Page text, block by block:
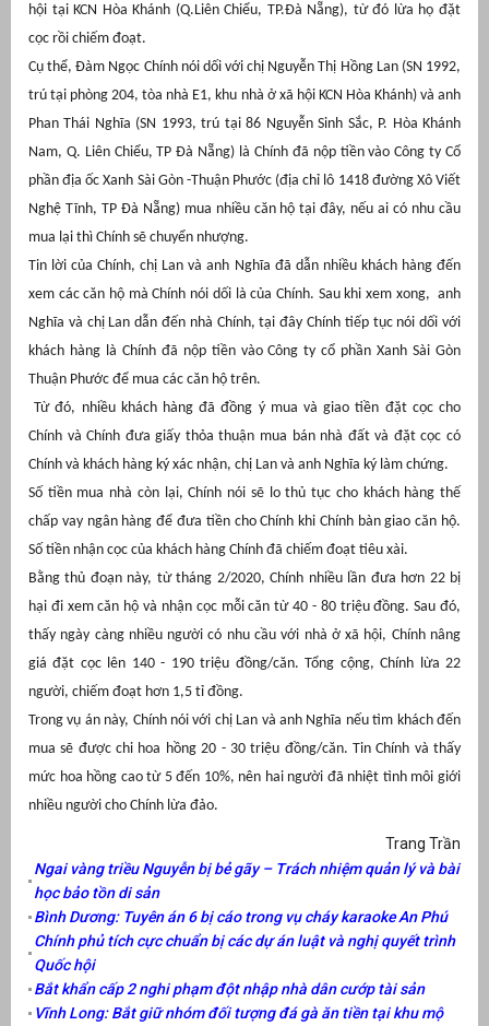
hội tại KCN Hòa Khánh (Q.Liên Chiểu, TP.Đà Nẵng), từ đó lừa họ đặt
cọc rồi chiếm đoạt.
Cụ thể, Đàm Ngọc Chính nói dối với chị Nguyễn Thị Hồng Lan (SN 1992,
trú tại phòng 204, tòa nhà E1, khu nhà ở xã hội KCN Hòa Khánh) và anh
Phan Thái Nghĩa (SN 1993, trú tại 86 Nguyễn Sinh Sắc, P. Hòa Khánh
Nam, Q. Liên Chiểu, TP Đà Nẵng) là Chính đã nộp tiền vào Công ty Cổ
phần địa ốc Xanh Sài Gòn -Thuận Phước (địa chỉ lô 1418 đường Xô Viết
Nghệ Tĩnh, TP Đà Nẵng) mua nhiều căn hộ tại đây, nếu ai có nhu cầu
mua lại thì Chính sẽ chuyển nhượng.
Tin lời của Chính, chị Lan và anh Nghĩa đã dẫn nhiều khách hàng đến
xem các căn hộ mà Chính nói dối là của Chính. Sau khi xem xong, anh
Nghĩa và chị Lan dẫn đến nhà Chính, tại đây Chính tiếp tục nói dối với
khách hàng là Chính đã nộp tiền vào Công ty cổ phần Xanh Sài Gòn
Thuận Phước để mua các căn hộ trên.
Từ đó, nhiều khách hàng đã đồng ý mua và giao tiền đặt cọc cho
Chính và Chính đưa giấy thỏa thuận mua bán nhà đất và đặt cọc có
Chính và khách hàng ký xác nhận, chị Lan và anh Nghĩa ký làm chứng.
Số tiền mua nhà còn lại, Chính nói sẽ lo thủ tục cho khách hàng thế
chấp vay ngân hàng để đưa tiền cho Chính khi Chính bàn giao căn hộ.
Số tiền nhận cọc của khách hàng Chính đã chiếm đoạt tiêu xài.
Bằng thủ đoạn này, từ tháng 2/2020, Chính nhiều lần đưa hơn 22 bị
hại đi xem căn hộ và nhận cọc mỗi căn từ 40 - 80 triệu đồng. Sau đó,
thấy ngày càng nhiều người có nhu cầu với nhà ở xã hội, Chính nâng
giá đặt cọc lên 140 - 190 triệu đồng/căn. Tổng cộng, Chính lừa 22
người, chiếm đoạt hơn 1,5 tỉ đồng.
Trong vụ án này, Chính nói với chị Lan và anh Nghĩa nếu tìm khách đến
mua sẽ được chi hoa hồng 20 - 30 triệu đồng/căn. Tin Chính và thấy
mức hoa hồng cao từ 5 đến 10%, nên hai người đã nhiệt tình môi giới
nhiều người cho Chính lừa đảo.
Trang Trần
Ngai vàng triều Nguyễn bị bẻ gãy – Trách nhiệm quản lý và bài
học bảo tồn di sản
Bình Dương: Tuyên án 6 bị cáo trong vụ cháy karaoke An Phú
Chính phủ tích cực chuẩn bị các dự án luật và nghị quyết trình
Quốc hội
Bắt khẩn cấp 2 nghi phạm đột nhập nhà dân cướp tài sản
Vĩnh Long: Bắt giữ nhóm đối tượng đá gà ăn tiền tại khu mộ